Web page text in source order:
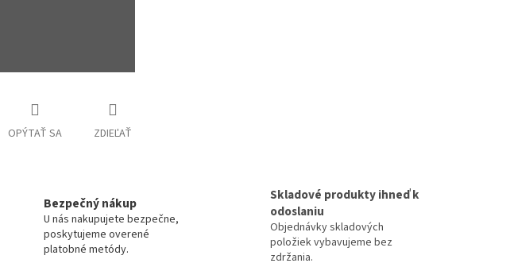
OPÝTAŤ SA ZDIEĽAŤ
Bezpečný nákup
U nás nakupujete bezpečne,
poskytujeme overené
platobné metódy.
Skladové produkty ihneď k
odoslaniu
Objednávky skladových
položiek vybavujeme bez
zdržania.